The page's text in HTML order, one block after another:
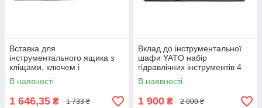
Вставка для
інструментального ящика з
кліщами, ключем і
зварювальними
плоскогубцями YATO YT-
55473
В наявності
1 646,35 ₴ 1 733 ₴
Вклад до інструментальної
шафи YATO набір
гідравлічних інструментів 4
шт YT-55480
В наявності
1 900 ₴ 2 000 ₴